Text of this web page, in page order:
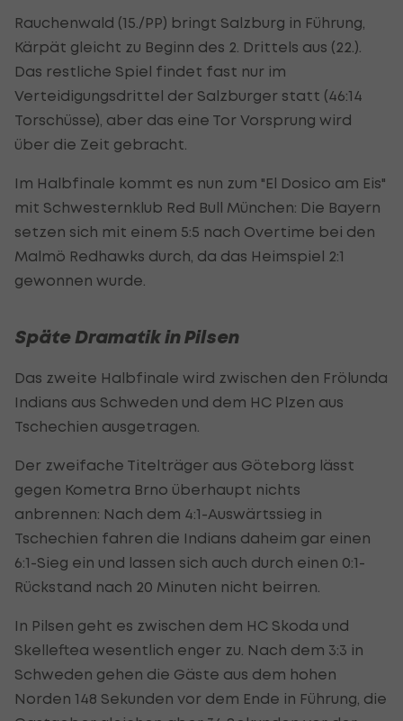
Rauchenwald (15./PP) bringt Salzburg in Führung,
Kärpät gleicht zu Beginn des 2. Drittels aus (22.).
Das restliche Spiel findet fast nur im
Verteidigungsdrittel der Salzburger statt (46:14
Torschüsse), aber das eine Tor Vorsprung wird
über die Zeit gebracht.
Im Halbfinale kommt es nun zum "El Dosico am Eis"
mit Schwesternklub Red Bull München: Die Bayern
setzen sich mit einem 5:5 nach Overtime bei den
Malmö Redhawks durch, da das Heimspiel 2:1
gewonnen wurde.
Späte Dramatik in Pilsen
Das zweite Halbfinale wird zwischen den Frölunda
Indians aus Schweden und dem HC Plzen aus
Tschechien ausgetragen.
Der zweifache Titelträger aus Göteborg lässt
gegen Kometra Brno überhaupt nichts
anbrennen: Nach dem 4:1-Auswärtssieg in
Tschechien fahren die Indians daheim gar einen
6:1-Sieg ein und lassen sich auch durch einen 0:1-
Rückstand nach 20 Minuten nicht beirren.
In Pilsen geht es zwischen dem HC Skoda und
Skelleftea wesentlich enger zu. Nach dem 3:3 in
Schweden gehen die Gäste aus dem hohen
Norden 148 Sekunden vor dem Ende in Führung, die